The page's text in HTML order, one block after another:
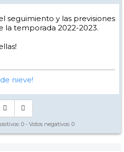
seguimiento y las previsiones
la temporada 2022-2023.
nieve!
0 - Votos negativos: 0